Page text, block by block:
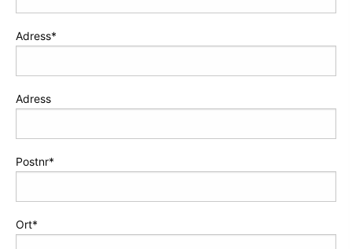
Adress
Adress
Postnr
Ort